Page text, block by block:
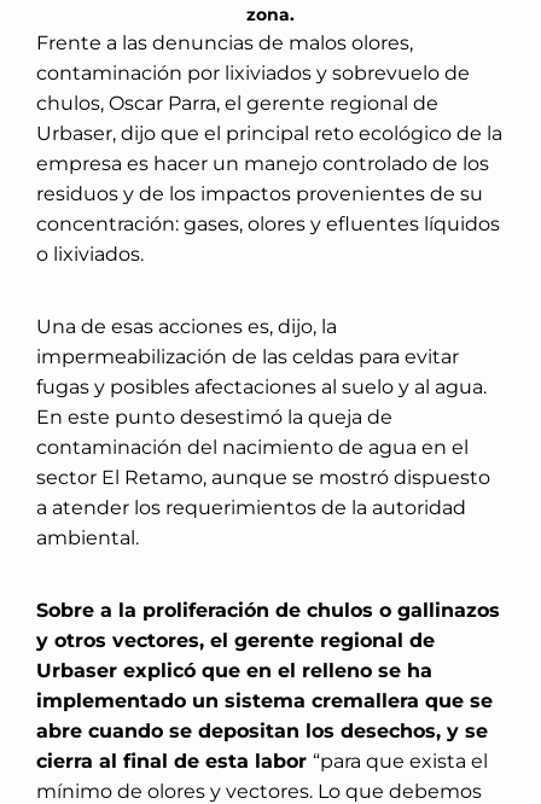
zona.
Frente a las denuncias de malos olores,
contaminación por lixiviados y sobrevuelo de
chulos, Oscar Parra, el gerente regional de
Urbaser, dijo que el principal reto ecológico de la
empresa es hacer un manejo controlado de los
residuos y de los impactos provenientes de su
concentración: gases, olores y efluentes líquidos
o lixiviados.
Una de esas acciones es, dijo, la
impermeabilización de las celdas para evitar
fugas y posibles afectaciones al suelo y al agua.
En este punto desestimó la queja de
contaminación del nacimiento de agua en el
sector El Retamo, aunque se mostró dispuesto
a atender los requerimientos de la autoridad
ambiental.
Sobre a la proliferación de chulos o gallinazos
y otros vectores, el gerente regional de
Urbaser explicó que en el relleno se ha
implementado un sistema cremallera que se
abre cuando se depositan los desechos, y se
cierra al final de esta labor “para que exista el
mínimo de olores y vectores. Lo que debemos